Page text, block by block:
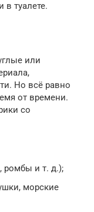
в туалете.
или
Но всё равно
от времени.
со
ромбы и т. д.);
морские